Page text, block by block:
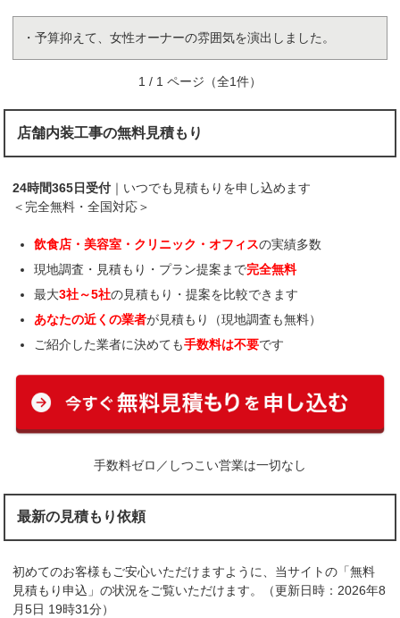
・予算抑えて、女性オーナーの雰囲気を演出しました。
1 / 1 ページ（全1件）
店舗内装工事の無料見積もり
24時間365日受付 ｜いつでも見積もりを申し込めます
＜完全無料・全国対応＞
飲食店・美容室・クリニック・オフィスの実績多数
現地調査・見積もり・プラン提案まで完全無料
最大3社～5社の見積もり・提案を比較できます
あなたの近くの業者が見積もり（現地調査も無料）
ご紹介した業者に決めても手数料は不要です
手数料ゼロ／しつこい営業は一切なし
最新の見積もり依頼
初めてのお客様もご安心いただけますように、当サイトの「無料
見積もり申込」の状況をご覧いただけます。（更新日時：2026年8
月5日 19時31分）